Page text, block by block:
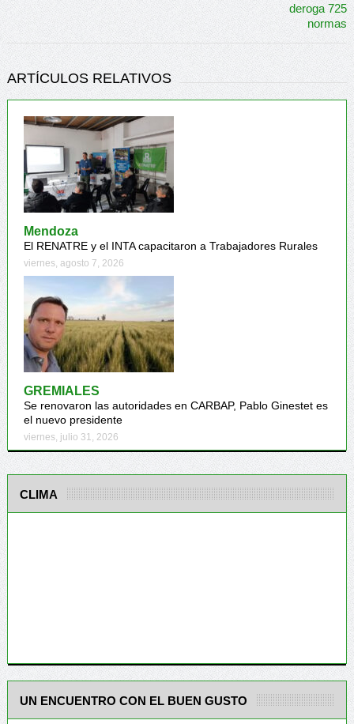
ARTÍCULOS RELATIVOS
Mendoza
El RENATRE y el INTA capacitaron a Trabajadores Rurales
viernes, agosto 7, 2026
GREMIALES
Se renovaron las autoridades en CARBAP, Pablo Ginestet es
el nuevo presidente
viernes, julio 31, 2026
CLIMA
UN ENCUENTRO CON EL BUEN GUSTO